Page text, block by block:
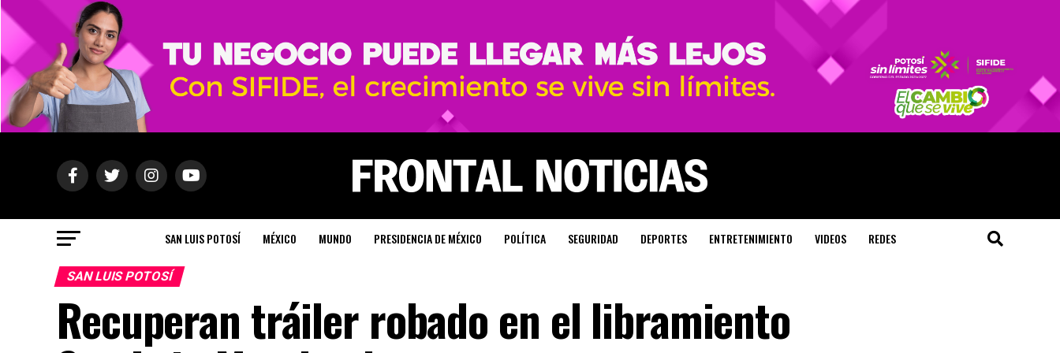
SAN LUIS POTOSÍ MÉXICO MUNDO PRESIDENCIA DE MÉXICO POLÍTICA SEGURIDAD DEPORTES ENTRETENIMIENTO VIDEOS REDES
SAN LUIS POTOSÍ
Recuperan tráiler robado en el libramiento